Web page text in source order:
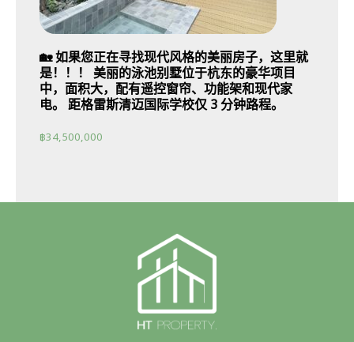
🏡 如果您正在寻找现代风格的美丽房子，这里就
是！！！ 美丽的泳池别墅位于杭东的豪华项目
中，面积大，配有遥控窗帘、功能架和现代家
电。 距格雷斯清迈国际学校仅 3 分钟路程。
฿34,500,000